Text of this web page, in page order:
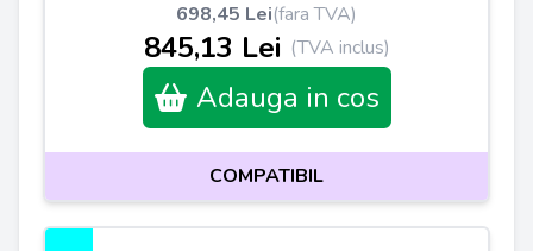
698,45 Lei(fara TVA)
845,13 Lei (TVA inclus)
Adauga in cos
COMPATIBIL